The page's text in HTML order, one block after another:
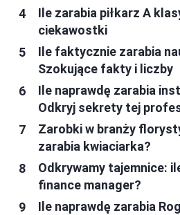
Ile zarabia piłkarz A
ciekawostki
Ile faktycznie zarabia
Szokujące fakty i liczby
Ile naprawdę zarabia
Odkryj sekrety tej
Zarobki w branży
zarabia kwiaciarka?
Odkrywamy tajemnice:
finance manager?
Ile naprawdę zarabia